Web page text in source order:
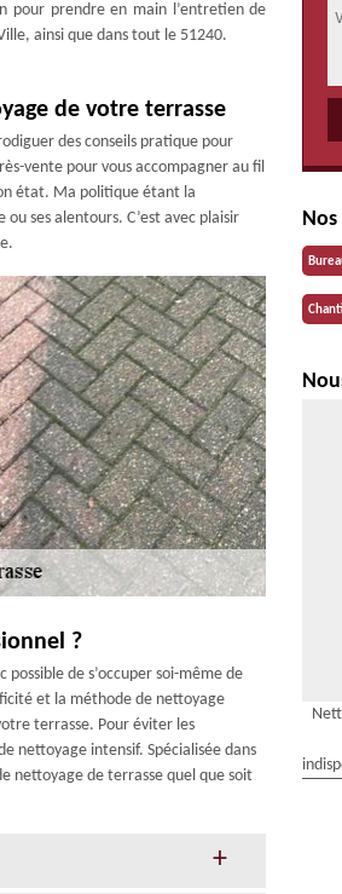
pour prendre en main l’entretien de
ainsi que dans tout le 51240.
de votre terrasse
des conseils pratique pour
vente pour vous accompagner au fil
état. Ma politique étant la
ses alentours. C’est avec plaisir
?
de s’occuper soi-même de
et la méthode de nettoyage
terrasse. Pour éviter les
nettoyage intensif. Spécialisée dans
nettoyage de terrasse quel que soit